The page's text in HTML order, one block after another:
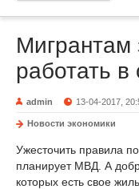
Мигрантам
работать
admin 13-04-2017,
Новости экономики
Ужесточить правила
планирует МВД. А
которых есть свое